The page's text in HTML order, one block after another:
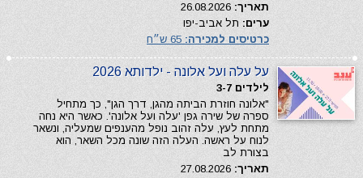
תאריך:
ערים: תל אביב-יפו
כרטיסים למכירה:
על עלה ועל אלונה - ילדותא 2026
לילדים 3-7
"אלונה חוזרת הביתה מהגן, דרך הגן", כך מתחיל
ספרה של שירה גפן 'עלה ועל אלונה'. כאשר היא נחה
מתחת לעץ, עלה זהוב נופל מהענפים שמעליה, ונשאר
לנוח על ראשה. העלה הזה שונה מכל השאר, הוא
בצורת לב
תאריך: